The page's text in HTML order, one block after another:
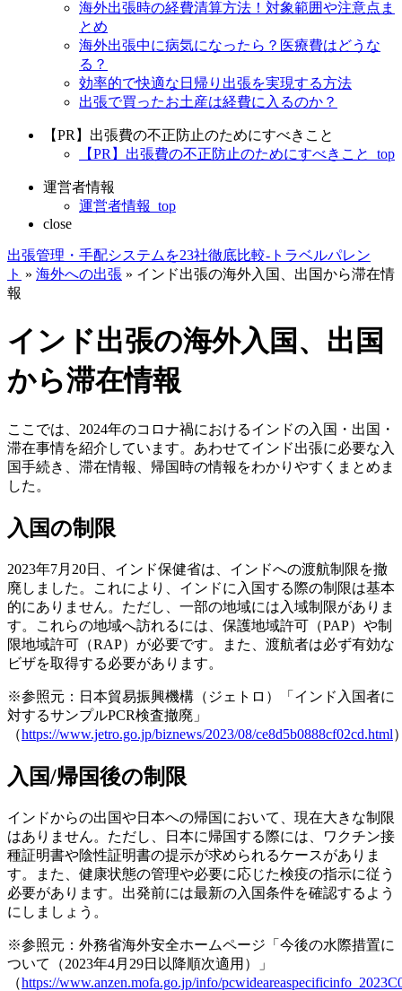
海外出張時の経費清算方法！対象範囲や注意点ま
とめ
海外出張中に病気になったら？医療費はどうな
る？
効率的で快適な日帰り出張を実現する方法
出張で買ったお土産は経費に入るのか？
【PR】出張費の不正防止のためにすべきこと
【PR】出張費の不正防止のためにすべきこと_top
運営者情報
運営者情報_top
close
出張管理・手配システムを23社徹底比較-トラベルパレン
ト » 海外への出張 » インド出張の海外入国、出国から滞在情
報
インド出張の海外入国、出国
から滞在情報
ここでは、2024年のコロナ禍におけるインドの入国・出国・
滞在事情を紹介しています。あわせてインド出張に必要な入
国手続き、滞在情報、帰国時の情報をわかりやすくまとめま
した。
入国の制限
2023年7月20日、インド保健省は、インドへの渡航制限を撤
廃しました。これにより、インドに入国する際の制限は基本
的にありません。ただし、一部の地域には入域制限がありま
す。これらの地域へ訪れるには、保護地域許可（PAP）や制
限地域許可（RAP）が必要です。また、渡航者は必ず有効な
ビザを取得する必要があります。
※参照元：日本貿易振興機構（ジェトロ）「インド入国者に
対するサンプルPCR検査撤廃」
（https://www.jetro.go.jp/biznews/2023/08/ce8d5b0888cf02cd.html
入国/帰国後の制限
インドからの出国や日本への帰国において、現在大きな制限
はありません。ただし、日本に帰国する際には、ワクチン接
種証明書や陰性証明書の提示が求められるケースがありま
す。また、健康状態の管理や必要に応じた検疫の指示に従う
必要があります。出発前には最新の入国条件を確認するよう
にしましょう。
※参照元：外務省海外安全ホームページ「今後の水際措置に
ついて（2023年4月29日以降順次適用）」
（https://www.anzen.mofa.go.jp/info/